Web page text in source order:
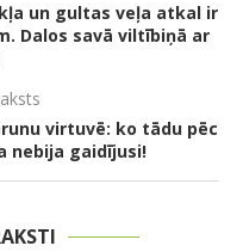
un gultas veļa atkal ir
Dalos savā viltībiņā ar
virtuvē: ko tādu pēc
nebija gaidījusi!